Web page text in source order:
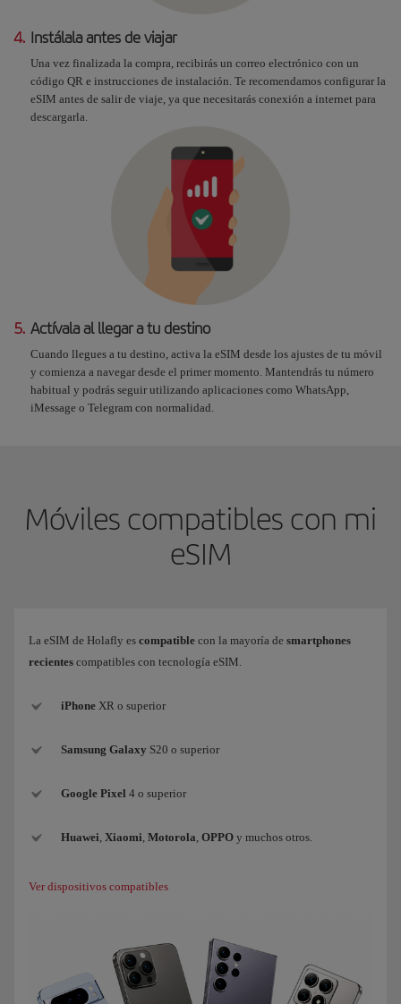
4. Instálala antes de viajar
Una vez finalizada la compra, recibirás un correo electrónico con un
código QR e instrucciones de instalación. Te recomendamos configurar la
eSIM antes de salir de viaje, ya que necesitarás conexión a internet para
descargarla.
5. Actívala al llegar a tu destino
Cuando llegues a tu destino, activa la eSIM desde los ajustes de tu móvil
y comienza a navegar desde el primer momento. Mantendrás tu número
habitual y podrás seguir utilizando aplicaciones como WhatsApp,
iMessage o Telegram con normalidad.
Móviles compatibles con mi
eSIM
La eSIM de Holafly es compatible con la mayoría de smartphones
recientes compatibles con tecnología eSIM.
iPhone XR o superior
Samsung Galaxy S20 o superior
Google Pixel 4 o superior
Huawei Xiaomi Motorola OPPO y muchos otros.
Ver dispositivos compatibles